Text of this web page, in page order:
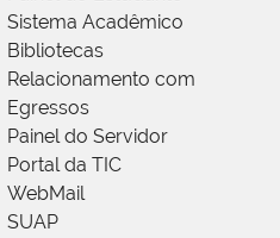
Sistema Acadêmico
Bibliotecas
Relacionamento com
Egressos
Painel do Servidor
Portal da TIC
WebMail
SUAP